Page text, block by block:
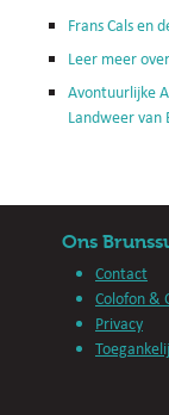
Frans Cals en
Leer meer
Avontuurlijke
Landweer van
Ons
Contact
Colofon &
Privacy